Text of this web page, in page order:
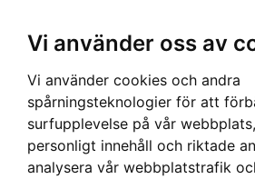
Vi använder oss av
Vi använder cookies och andra
spårningsteknologier för att
surfupplevelse på vår
personligt innehåll och riktade
analysera vår webbplatstrafik
Hem› DAM›TOPPAR › LIQOURBRAND PUFFÄRMS